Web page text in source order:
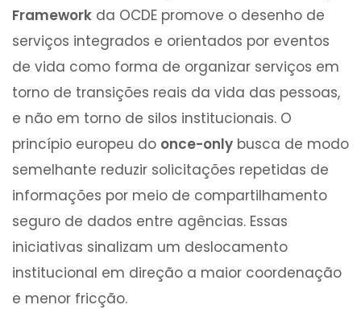
Framework da OCDE promove o desenho de
serviços integrados e orientados por eventos
de vida como forma de organizar serviços em
torno de transições reais da vida das pessoas,
e não em torno de silos institucionais. O
princípio europeu do once-only busca de modo
semelhante reduzir solicitações repetidas de
informações por meio de compartilhamento
seguro de dados entre agências. Essas
iniciativas sinalizam um deslocamento
institucional em direção a maior coordenação
e menor fricção.